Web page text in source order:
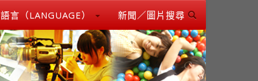
語言（LANGUAGE） 新聞／圖片搜尋